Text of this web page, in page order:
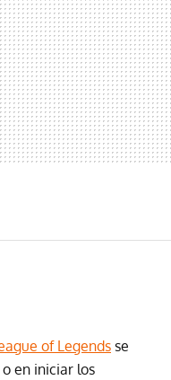
of Legendsse
en iniciar los